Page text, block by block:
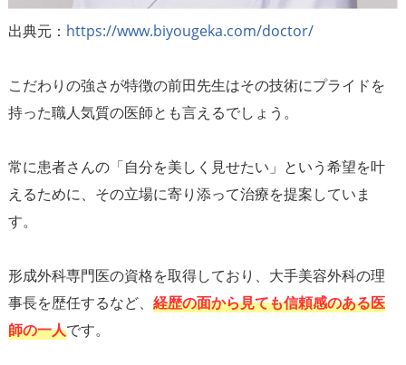
出典元： https://www.biyougeka.com/doctor/
こだわりの強さが特徴の前田先生はその技術にプライドを
持った職人気質の医師とも言えるでしょう。
常に患者さんの「自分を美しく見せたい」という希望を叶
えるために、その立場に寄り添って治療を提案していま
す。
形成外科専門医の資格を取得しており、大手美容外科の理
事長を歴任するなど、 経歴の面から見ても信頼感のある医
師の一人